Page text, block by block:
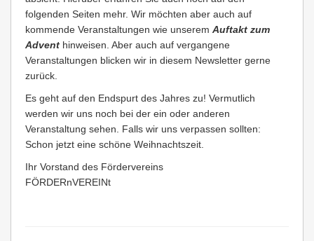
folgenden Seiten mehr. Wir möchten aber auch auf
kommende Veranstaltungen wie unserem Auftakt zum
Advent hinweisen. Aber auch auf vergangene
Veranstaltungen blicken wir in diesem Newsletter gerne
zurück.
Es geht auf den Endspurt des Jahres zu! Vermutlich
werden wir uns noch bei der ein oder anderen
Veranstaltung sehen. Falls wir uns verpassen sollten:
Schon jetzt eine schöne Weihnachtszeit.
Ihr Vorstand des Fördervereins
FÖRDERnVEREINt